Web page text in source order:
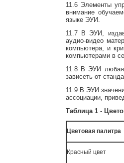
11.6 Элементы
внимание
языке ЭУИ.
11.7 В ЭУИ,
аудио-видео
компьютера, и
компьютерами в
11.8 В ЭУИ любая
зависеть от
11.9 В ЭУИ
ассоциации,
Таблица 1 -
Цветовая палитра
Красный цвет